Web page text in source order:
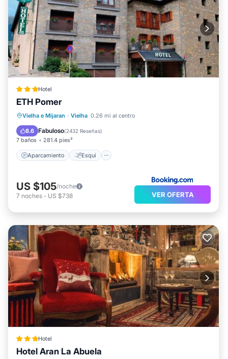
Hotel
ETH Pomer
Vielha e Mijaran · Vielha 0.26 mi al centro
8.6 Fabuloso(2432 Reseñas)
7 baños 281.4 pies²
Aparcamiento Esquí
Aparcamiento
Esquí
Balcón/Terraza
US $105/noche
7 noches - US $738 VER OFERTA
Hotel
Hotel Aran La Abuela